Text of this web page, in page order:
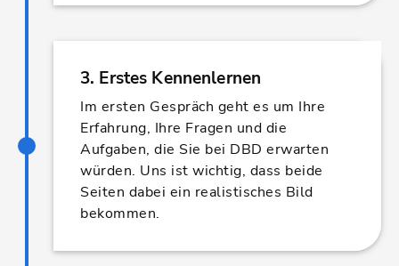
3. Erstes Kennenlernen
Im ersten Gespräch geht es um Ihre
Erfahrung, Ihre Fragen und die
Aufgaben, die Sie bei DBD erwarten
würden. Uns ist wichtig, dass beide
Seiten dabei ein realistisches Bild
bekommen.